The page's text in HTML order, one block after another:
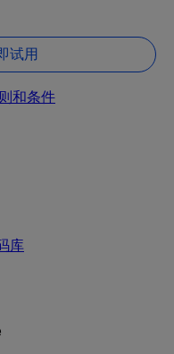
试用
和条件
库